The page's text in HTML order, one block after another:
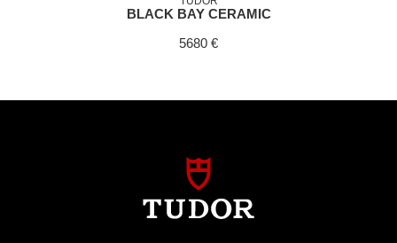
BLACK BAY CERAMIC
5680 €